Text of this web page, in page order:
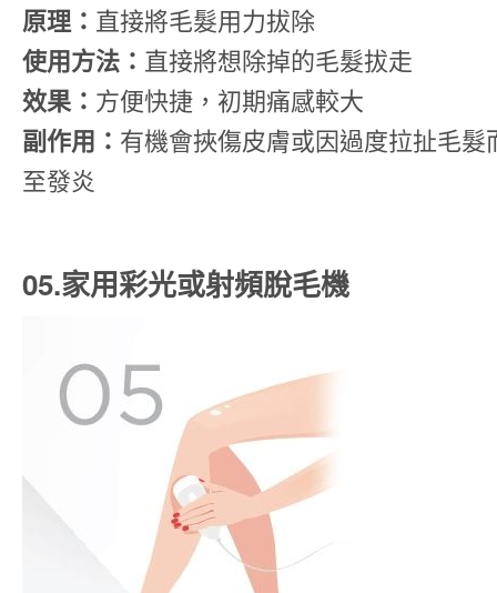
原理： 直接將毛髮用力拔除
使用方法： 直接將想除掉的毛髮拔走
效果： 方便快捷，初期痛感較大
副作用： 有機會挾傷皮膚或因過度拉扯毛髮
至發炎
05.家用彩光或射頻脫毛機